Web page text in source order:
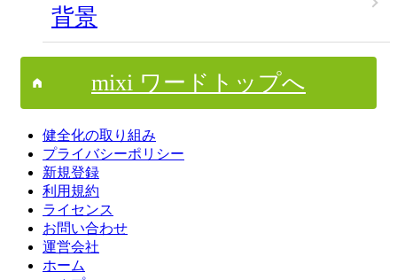
背景
mixi ワードトップへ
健全化の取り組み
プライバシーポリシー
新規登録
利用規約
ライセンス
お問い合わせ
運営会社
ホーム